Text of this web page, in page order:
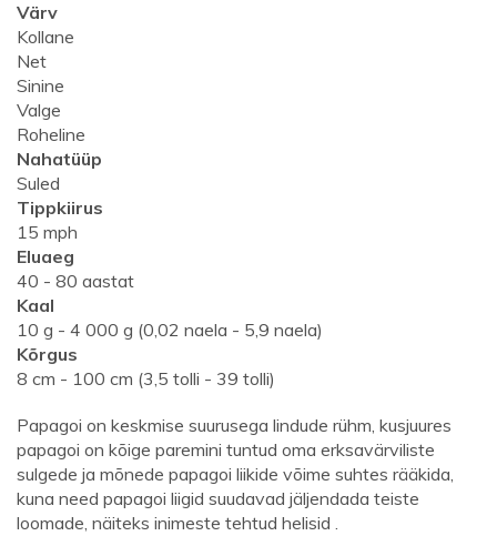
Värv
Kollane
Net
Sinine
Valge
Roheline
Nahatüüp
Suled
Tippkiirus
15 mph
Eluaeg
40 - 80 aastat
Kaal
10 g - 4 000 g (0,02 naela - 5,9 naela)
Kõrgus
8 cm - 100 cm (3,5 tolli - 39 tolli)
Papagoi on keskmise suurusega lindude rühm, kusjuures
papagoi on kõige paremini tuntud oma erksavärviliste
sulgede ja mõnede papagoi liikide võime suhtes rääkida,
kuna need papagoi liigid suudavad jäljendada teiste
loomade, näiteks inimeste tehtud helisid .